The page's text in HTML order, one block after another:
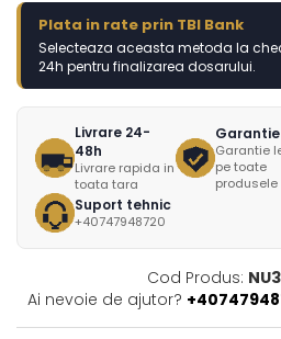
Plata in rate prin TBI Bank
Selecteaza aceasta metoda la
24h pentru finalizarea dosarului.
Livrare 24-
48h
Livrare rapida in
toata tara
Garantie
Garantie
pe toate
produsele
Suport tehnic
+40747948720
Cod Produs:
Ai nevoie de ajutor?